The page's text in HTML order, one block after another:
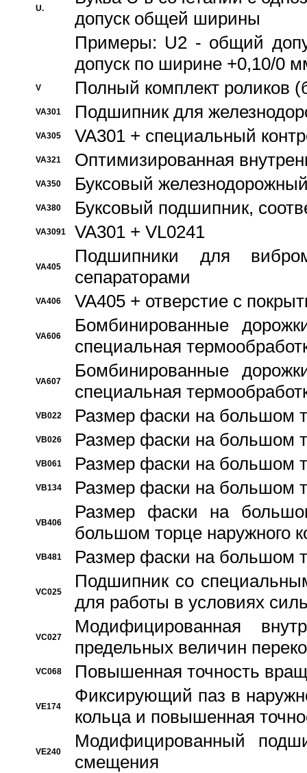
U.
допуск общей ширины
Примеры: U2 - общий
допуск по ширине +0,10/0
V Полный комплект роликов
VA301 Подшипник для
VA305 VA301 + специальный
VA321 Оптимизированная
VA350 Буксовый
VA380 Буксовый подшипник,
VA3091 VA301 + VL0241
VA405
Подшипники для
сепараторами
VA406 VA405 + отверстие с
VA606
Бомбинированные
специальная
VA607
Бомбинированные
специальная
VB022 Размер фаски на большом
VB026 Размер фаски на большом
VB061 Размер фаски на большом
VB134 Размер фаски на большом
VB406
Размер фаски на
большом торце наружного
VB481 Размер фаски на большом
VC025
Подшипник со
для работы в условиях
VC027
Модифицированная
предельных величин
VC068 Повышенная точность
VE174
Фиксирующий паз в
кольца и повышенная
VE240
Модифицированный
смещения